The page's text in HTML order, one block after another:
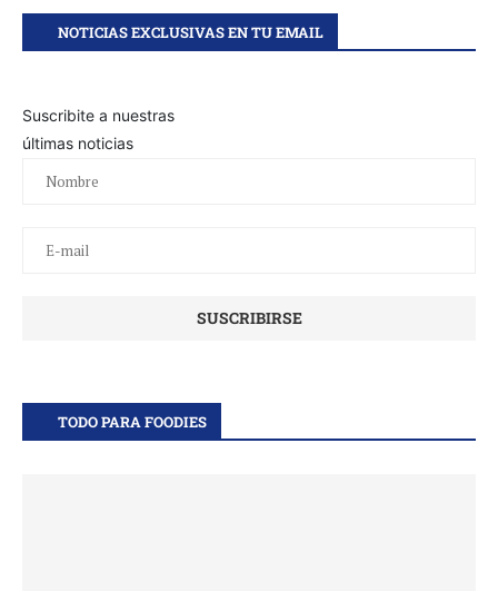
NOTICIAS EXCLUSIVAS EN TU EMAIL
Suscribite a nuestras
últimas noticias
TODO PARA FOODIES